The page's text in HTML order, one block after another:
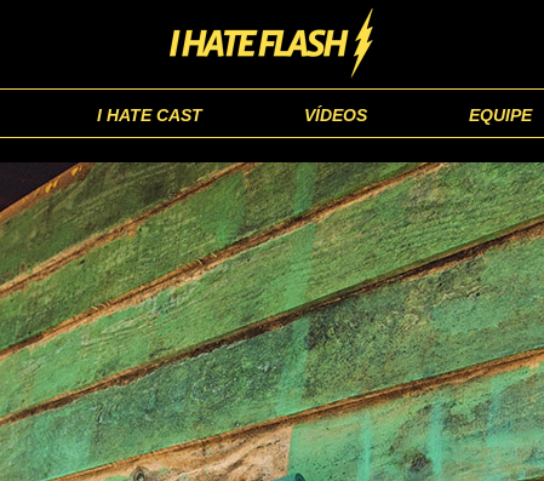
I HATE CAST VÍDEOS EQUIPE